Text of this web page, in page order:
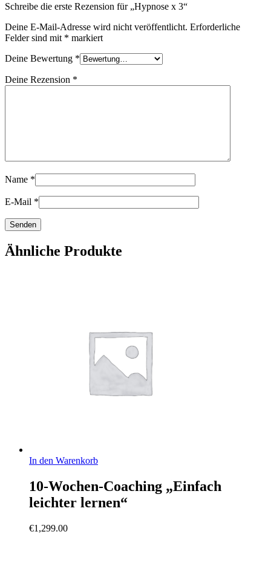
Schreibe die erste Rezension für „Hypnose x 3“
Deine E-Mail-Adresse wird nicht veröffentlicht. Erforderliche
Felder sind mit * markiert
Deine Bewertung *
Deine Rezension *
Name *
E-Mail *
Ähnliche Produkte
In den Warenkorb
10-Wochen-Coaching „Einfach
leichter lernen“
€1,299.00